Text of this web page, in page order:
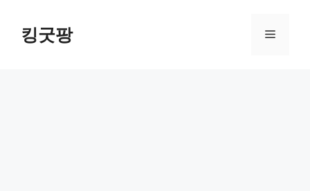
content킹굿팡 Menu